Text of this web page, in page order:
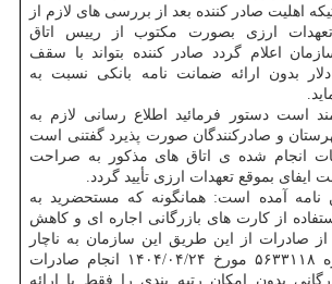
اهلیت صادر کننده بعد از بررسی های لازم از
ارزی بصورت مکتوب از رییس اتاق
اعلام گردد صادر کننده بتواند با سقف
۱۰۰ هزار دلار بدون ارائه ضمانت نامه بانکی نسبت به
است دستور فرمائید اطلاع رسانی لازم به
و صادرکنندگان صورت پذیرد گفتنی است
انجام شده ی اتاق های مذکور به صراحت
ایفای بموقع تعهدات ارزی تأیید گردد.
نامه آمده است: همانگونه که مستحضرید به
از کارت های بازرگانی اجاره ای و کاهش
صادرات از این طریق این سازمان به ناچار
طی بخشنامه شماره ۵۶۳۳۱۱۸ مورخ ۱۴۰۴/۰۴/۲۴ انجام صادرات
بدون امکان رتبه بندی را فقط با ارائه